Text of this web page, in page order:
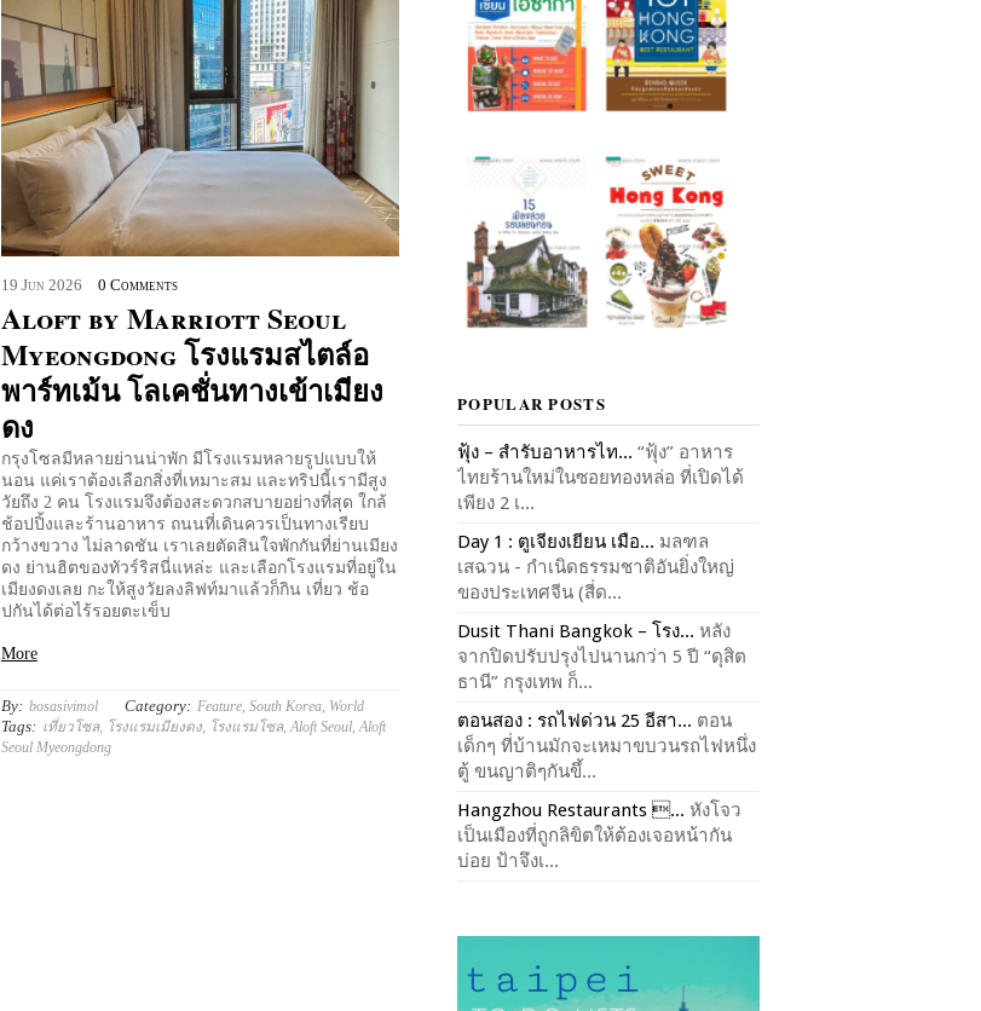
19 Jun 2026 0 Comments
Aloft by Marriott Seoul
Myeongdong โรงแรมสไตล์อ
พาร์ทเม้น โลเคชั่นทางเข้าเมียง
ดง
กรุงโซลมีหลายย่านน่าพัก มีโรงแรมหลายรูปแบบให้
นอน แค่เราต้องเลือกสิ่งที่เหมาะสม และทริปนี้เรามีสูง
วัยถึง 2 คน โรงแรมจึงต้องสะดวกสบายอย่างที่สุด ใกล้
ช้อปปิ้งและร้านอาหาร ถนนที่เดินควรเป็นทางเรียบ
กว้างขวาง ไม่ลาดชัน เราเลยตัดสินใจพักกันที่ย่านเมียง
ดง ย่านฮิตของทัวร์ริสนี่แหล่ะ และเลือกโรงแรมที่อยู่ใน
เมียงดงเลย กะให้สูงวัยลงลิฟท์มาแล้วก็กิน เที่ยว ช้อ
ปกันได้ต่อไร้รอยตะเข็บ
More
By: bosasivimol Category: Feature, South Korea, World
Tags: เที่ยวโซล, โรงแรมเมียงดง, โรงแรมโซล,Aloft Seoul,Aloft
Seoul Myeongdong
POPULAR POSTS
ฟุ้ง – สำรับอาหารไท... “ฟุ้ง” อาหาร
ไทยร้านใหม่ในซอยทองหล่อ ที่เปิดได้
เพียง 2 เ...
Day 1 : ตูเจียงเยียน เมือ... มลฑล
เสฉวน - กำเนิดธรรมชาติอันยิ่งใหญ่
ของประเทศจีน (สี่ด...
Dusit Thani Bangkok – โรง... หลัง
จากปิดปรับปรุงไปนานกว่า 5 ปี “ดุสิต
ธานี” กรุงเทพ ก็...
ตอนสอง : รถไฟด่วน 25 อีสา... ตอน
เด็กๆ ที่บ้านมักจะเหมาขบวนรถไฟหนึ่ง
ตู้ ขนญาติๆกันขึ้...
Hangzhou Restaurants ... หังโจว
เป็นเมืองที่ถูกลิขิตให้ต้องเจอหน้ากัน
บ่อย ป้าจึงเ...